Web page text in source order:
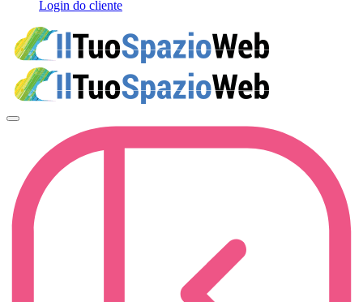
Login do cliente